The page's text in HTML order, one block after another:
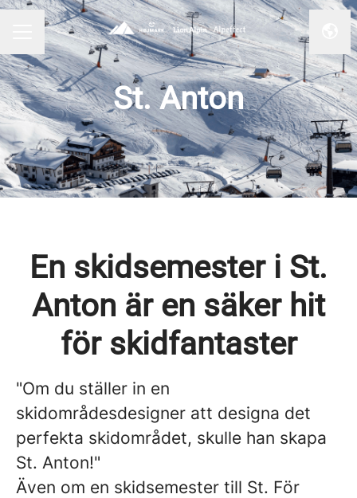
KARRIÄRMENY Byt
St. Anton
En skidsemester i St.
Anton är en säker hit
för skidfantaster
"Om du ställer in en
skidområdesdesigner att designa det
perfekta skidområdet, skulle han skapa
St. Anton!"
Även om en skidsemester till St. För